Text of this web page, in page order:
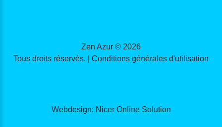
Zen Azur © 2026
Tous droits réservés. | Conditions générales d'utilisation
Webdesign: Nicer Online Solution